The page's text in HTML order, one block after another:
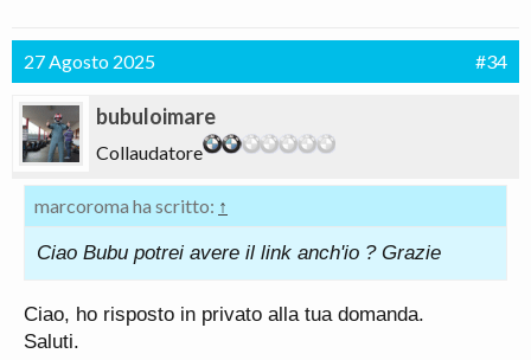
27 Agosto 2025 #34
bubuloimare
Collaudatore
marcoroma ha scritto: ↑
Ciao Bubu potrei avere il link anch'io ? Grazie
Ciao, ho risposto in privato alla tua domanda.
Saluti.